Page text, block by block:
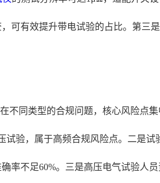
可有效提升带电试验的占比。第三
不同类型的合规问题，核心风险点
验，属于高频合规风险点。二是试
率不足60%。三是高压电气试验人